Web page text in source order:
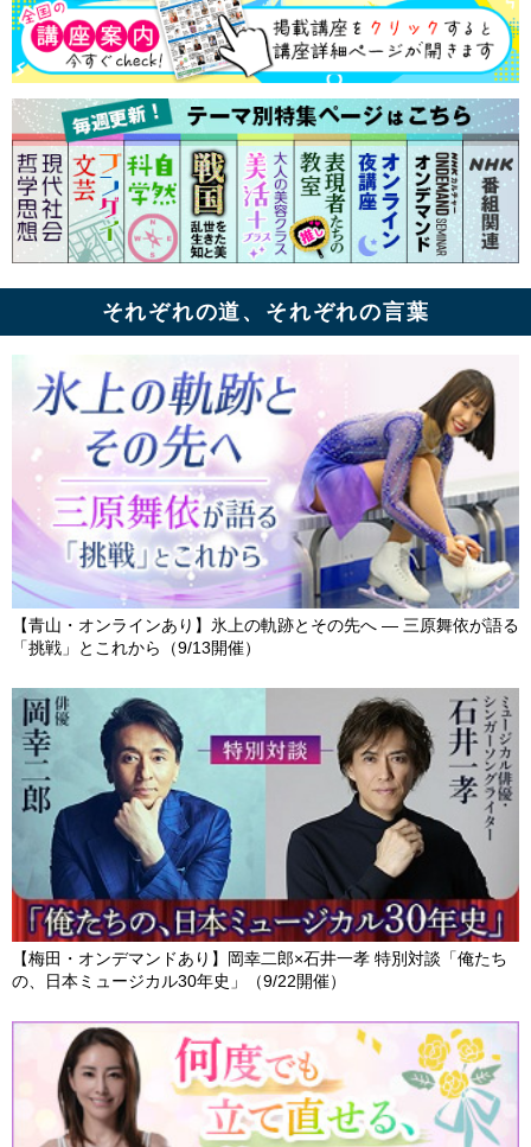
それぞれの道、それぞれの言葉
【青山・オンラインあり】氷上の軌跡とその先へ ― 三原舞依が語る
「挑戦」とこれから（9/13開催）
【梅田・オンデマンドあり】岡幸二郎×石井一孝 特別対談「俺たち
の、日本ミュージカル30年史」（9/22開催）